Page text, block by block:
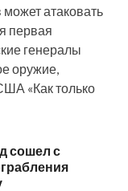
атаковать
первая
генералы
оружие,
«Как только
сошел с